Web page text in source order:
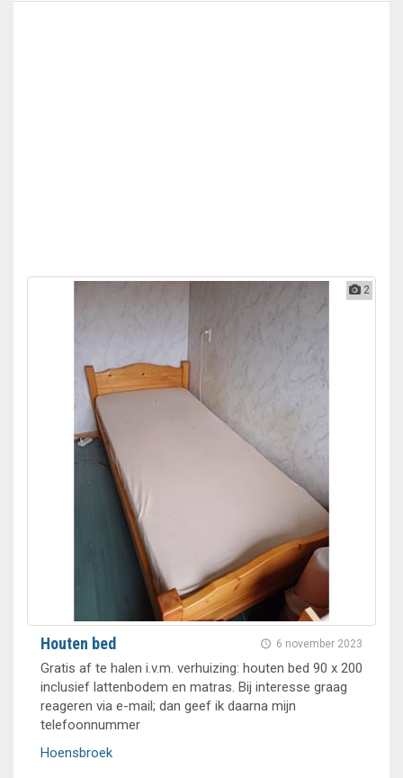
2
6 november 2023
Houten bed
Gratis af te halen i.v.m. verhuizing: houten bed 90 x 200
inclusief lattenbodem en matras. Bij interesse graag
reageren via e-mail; dan geef ik daarna mijn
telefoonnummer
Hoensbroek